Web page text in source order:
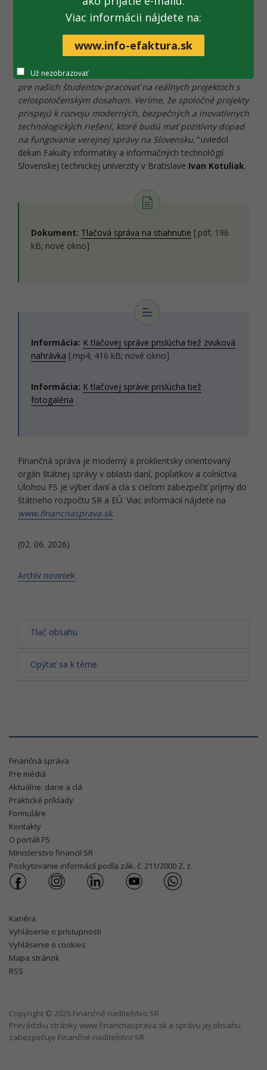
poznatky z oblasti informačných technológií do praxe a
spoločne sa podieľať na budovaní modernej digitálnej
aplikovaného výskumu, ale aj výnimočnou príležitosťou
pre našich študentov pracovať na reálnych projektoch s
celospoločenským dosahom. Veríme, že spoločné projekty
prispejú k rozvoju moderných, bezpečných a inovatívnych
technologických riešení, ktoré budú mať pozitívny dopad
na fungovanie verejnej správy na Slovensku,“uviedol
dekan Fakulty informatiky a informačných technológií
Slovenskej technickej univerzity v Bratislave Ivan Kotuliak.
Dokument: Tlačová správa na stiahnutie [.pdf; 196
kB; nové okno]
Informácia: K tlačovej správe prislúcha tiež zvuková
nahrávka [.mp4; 416 kB; nové okno]
Informácia: K tlačovej správe prislúcha tiež
fotogaléria
Finančná správa je moderný a proklientsky orientovaný
orgán štátnej správy v oblasti daní, poplatkov a colníctva.
Úlohou FS je výber daní a cla s cieľom zabezpečiť príjmy do
štátneho rozpočtu SR a EÚ. Viac informácií nájdete na
www.financnasprava.sk.
(02. 06. 2026)
Archív noviniek
Tlač obsahu
Opýtať sa k téme
Finančná správa
Pre médiá
Aktuálne: dane a clá
Praktické príklady
Formuláre
Kontakty
O portáli FS
Ministerstvo financií SR
Poskytovanie informácií podľa zák. č. 211/2000 Z. z.
Kariéra
Vyhlásenie o prístupnosti
Vyhlásenie o cookies
Mapa stránok
RSS
Copyright © 2026 Finančné riaditeľstvo SR
Prevádzku stránky www.financnasprava.sk a správu jej obsahu
zabezpečuje Finančné riaditeľstvo SR
Viac informácii nájdete na:
www.info-efaktura.sk
Už nezobrazovať